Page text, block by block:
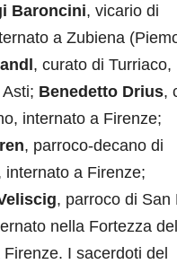
Baroncini, vicario di
a Zubiena
, curato di Turriaco,
Benedetto Drius,
internato a Firenze;
, parroco-decano di
internato a Firenze;
, parroco di San
nella Fortezza del
I sacerdoti del